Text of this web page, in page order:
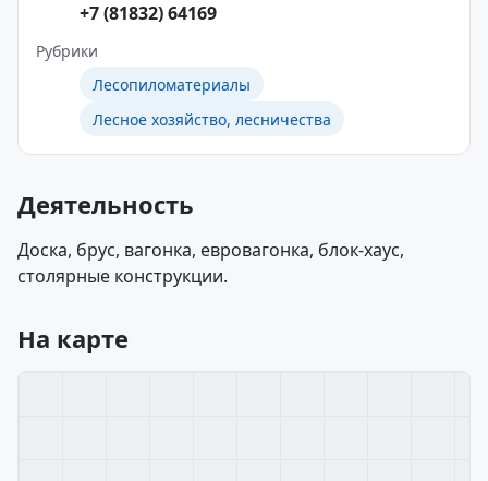
+7 (81832) 64169
Рубрики
Лесопиломатериалы
Лесное хозяйство, лесничества
Деятельность
Доска, брус, вагонка, евровагонка, блок-хаус,
столярные конструкции.
На карте